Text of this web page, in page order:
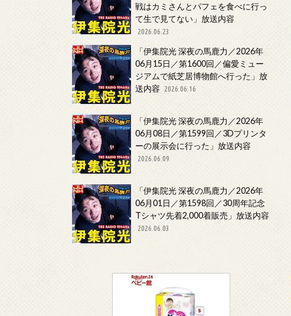
戦はカミさんとパフェを食べに行っ
て生で見てない」放送内容
2026.06.23
「伊集院光 深夜の馬鹿力／2026年
06月15日／第1600回／偏愛ミュー
ジアムで紙芝居博物館へ行った」放
送内容
2026.06.16
「伊集院光 深夜の馬鹿力／2026年
06月08日／第1599回／3Dプリンタ
ーの展示会に行った」放送内容
2026.06.09
「伊集院光 深夜の馬鹿力／2026年
06月01日／第1598回／30周年記念
Tシャツ先着2,000着販売」放送内容
2026.06.03